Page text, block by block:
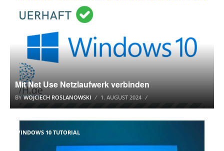
Mit Net Use Netzlaufwerk verbinden
BYWOJCIECH ROSLANOWSKI 1. AUGUST 2024
WINDOWS 10 TUTORIAL